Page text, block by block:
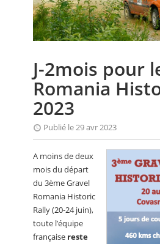
FOCUS
ANNUAIRES
PETITES ANNONCES
J-2mois pour
Romania
2023
Publié le 29 avr 2023
A moins de deux
mois du départ
du 3ème Gravel
Romania Historic
Rally (20-24 juin),
toute l’équipe
française reste